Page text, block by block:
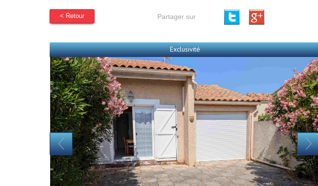
< Retour Partager sur
Exclusivité